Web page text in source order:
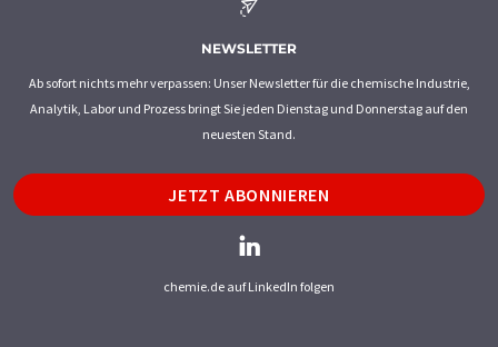
NEWSLETTER
Ab sofort nichts mehr verpassen: Unser Newsletter für die chemische Industrie,
Analytik, Labor und Prozess bringt Sie jeden Dienstag und Donnerstag auf den
neuesten Stand.
JETZT ABONNIEREN
chemie.de auf LinkedIn folgen